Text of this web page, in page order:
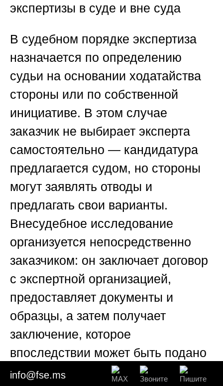
экспертизы в суде и вне суда
В судебном порядке экспертиза
назначается по определению
судьи на основании ходатайства
стороны или по собственной
инициативе. В этом случае
заказчик не выбирает эксперта
самостоятельно — кандидатура
предлагается судом, но стороны
могут заявлять отводы и
предлагать свои варианты.
Внесудебное исследование
организуется непосредственно
заказчиком: он заключает договор
с экспертной организацией,
предоставляет документы и
образцы, а затем получает
заключение, которое
впоследствии может быть подано
в суд как письменное
info@fse.ms